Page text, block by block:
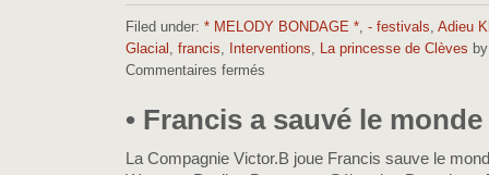
Filed under: * MELODY BONDAGE *, - festivals, Adieu
Glacial , francis, Interventions, La princesse de Clèves
Commentaires fermés
BOUM
Paris
• Francis a sauvé le monde
La Compagnie Victor.B joue Francis sauve le